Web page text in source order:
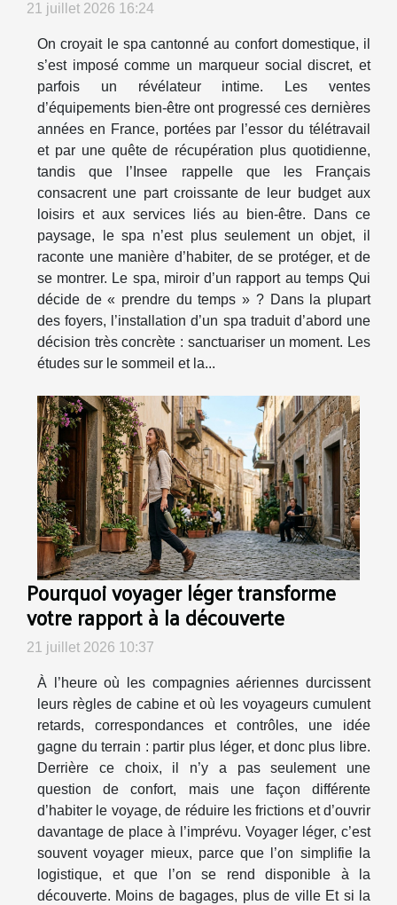
21 juillet 2026 16:24
On croyait le spa cantonné au confort domestique, il
s’est imposé comme un marqueur social discret, et
parfois un révélateur intime. Les ventes
d’équipements bien-être ont progressé ces dernières
années en France, portées par l’essor du télétravail
et par une quête de récupération plus quotidienne,
tandis que l’Insee rappelle que les Français
consacrent une part croissante de leur budget aux
loisirs et aux services liés au bien-être. Dans ce
paysage, le spa n’est plus seulement un objet, il
raconte une manière d’habiter, de se protéger, et de
se montrer. Le spa, miroir d’un rapport au temps Qui
décide de « prendre du temps » ? Dans la plupart
des foyers, l’installation d’un spa traduit d’abord une
décision très concrète : sanctuariser un moment. Les
études sur le sommeil et la...
Pourquoi voyager léger transforme
votre rapport à la découverte
21 juillet 2026 10:37
À l’heure où les compagnies aériennes durcissent
leurs règles de cabine et où les voyageurs cumulent
retards, correspondances et contrôles, une idée
gagne du terrain : partir plus léger, et donc plus libre.
Derrière ce choix, il n’y a pas seulement une
question de confort, mais une façon différente
d’habiter le voyage, de réduire les frictions et d’ouvrir
davantage de place à l’imprévu. Voyager léger, c’est
souvent voyager mieux, parce que l’on simplifie la
logistique, et que l’on se rend disponible à la
découverte. Moins de bagages, plus de ville Et si la